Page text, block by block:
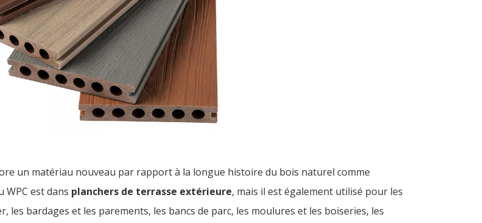
un matériau nouveau par rapport à la longue histoire du bois naturel comme
est dans planchers de terrasse extérieure, mais il est également utilisé pour les
les bardages et les parements, les bancs de parc, les moulures et les boiseries, les